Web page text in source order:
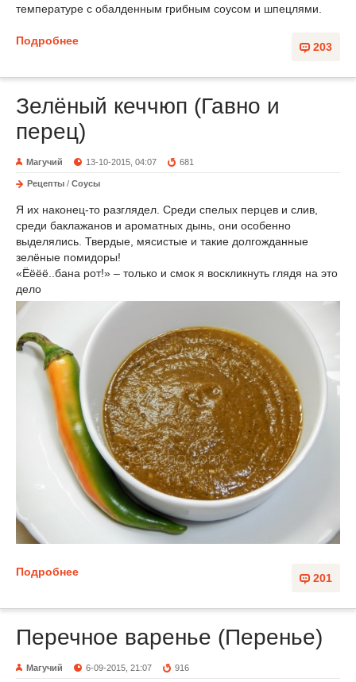
температуре с обалденным грибным соусом и шпецлями.
203
Подробнее
Зелёный кеччюп (Гавно и
перец)
Магучий 13-10-2015, 04:07 681
Рецепты / Соусы
Я их наконец-то разглядел. Среди спелых перцев и слив,
среди баклажанов и ароматных дынь, они особенно
выделялись. Твердые, мясистые и такие долгожданные
зелёные помидоры!
«Ёёёё..бана рот!» – только и смок я воскликнуть глядя на это
дело
201
Подробнее
Перечное варенье (Перенье)
Магучий 6-09-2015, 21:07 916